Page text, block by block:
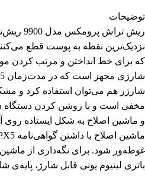
توضیحات
ریش
نزدیک‌ترین نقطه به پوست قطع
شارژر هم می‌توان استفاده کرد و
مخفی است و با روشن کردن دستگاه
باتری لیتیوم یونی قابل شارژ،